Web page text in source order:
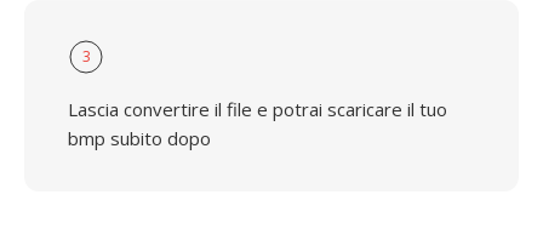
3
Lascia convertire il file e potrai scaricare il tuo
bmp subito dopo